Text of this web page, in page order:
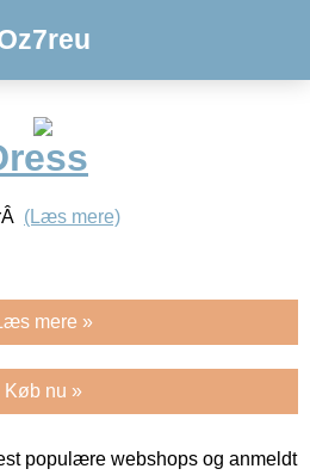
(Læs mere)
mere »
Køb nu »
populære webshops og anmeldt